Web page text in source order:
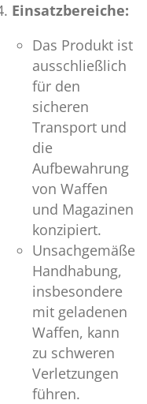
Einsatzbereiche:
Das Produkt ist
ausschließlich
für den
sicheren
Transport und
die
Aufbewahrung
von Waffen
und Magazinen
konzipiert.
Unsachgemäße
Handhabung,
insbesondere
mit geladenen
Waffen, kann
zu schweren
Verletzungen
führen.